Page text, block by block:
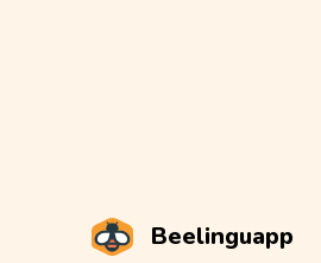
Beelinguapp